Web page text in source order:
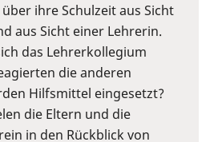
ihre Schulzeit aus Sicht
aus Sicht einer Lehrerin.
das Lehrerkollegium
die anderen
Hilfsmittel eingesetzt?
die Eltern und die
in den Rückblick von